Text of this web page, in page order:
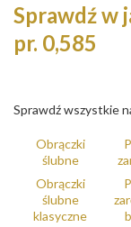
Sprawdź w
pr. 0,585
Sprawdź wszystkie
Obrączki
ślubne
Obrączki
ślubne
klasyczne